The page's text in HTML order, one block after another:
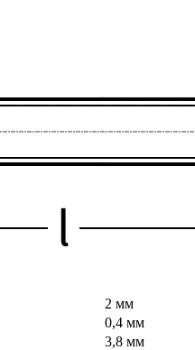
2 мм
0,4 мм
3,8 мм